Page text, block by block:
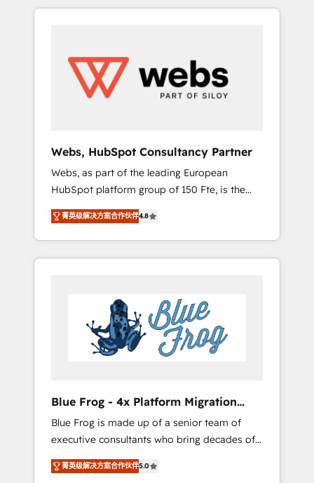
to global brands
HubSpot challenges and improve user
HubSpot for the first time 🔧 Designing and
optimising your HubSpot set-up for better
results 🌐 Website design and build using
using HubSpot Why us? - SIX HubSpot
Accreditations - awarded by HubSpot after a
rigorous process for CRM, Solutions
Architecture, Onboarding , Data Migration,
Custom Integration & Platform Enablement -
Onboarded over 500 businesses to HubSpot
-Top 1% of partners worldwide -In-house
HubSpot. www.bbdboom.com
Webs, HubSpot Consultancy Partner
Webs, as part of the leading European
HubSpot platform group of 150 Fte, is the
trusted Elite HubSpot CRM Partner offering
you a roadmap on maximizing EBITDA and
achieving Commercial Excellence. With our
targeted processes, we strengthen your
Implementation partner, we provide
expertise to drive your business forward.
Since 2015 we are fully dedicated to
HubSpot and with an experienced team
business services. We prepare a customized
business case that demonstrates the value
and impact of your digital transformation,
including a detailed financial rationale with a
focus on ROI and TCO. As a trusted extension
菁英级解决方案合作伙伴4.8
Blue Frog - 4x Platform Migration
Award Winner
Blue Frog is made up of a senior team of
executive consultants who bring decades of
relevant, real world experience to our client
engagements. "Blue Frog is a top, trusted
菁英级解决方案合作伙伴5.0